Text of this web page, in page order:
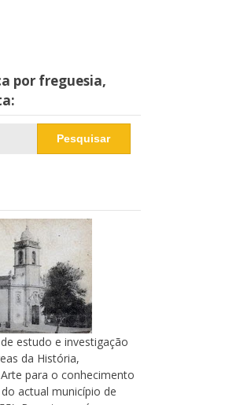
por freguesia,
estudo e investigação
da História,
para o conhecimento
actual município de